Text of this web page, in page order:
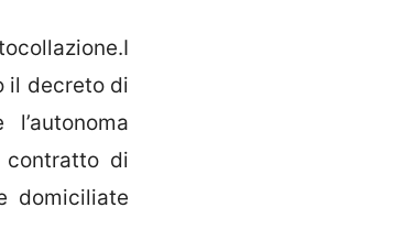
il decreto di
contratto di
domiciliate